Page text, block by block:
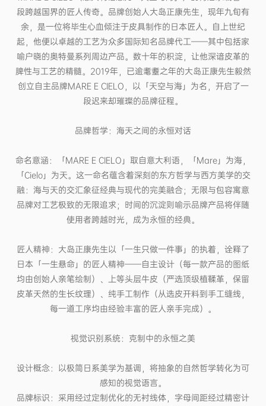
段跨越国界的匠人传奇。品牌创始人大岛正康先生，现年九旬有
余，是一位将毕生心血倾注于皮具制作的日本匠人。自上世纪
起，他便以卓越的工艺为众多国际知名品牌代工——其中包括家
喻户晓的奥特曼系列周边产品。数十年的积淀，让他深谙皮革的
脾性与工艺的精髓。2019年，已逾耄耋之年的大岛正康先生毅然
创立自主品牌MARE E CIELO，以「天空与海」为名，开启了一
段迟来却璀璨的品牌征程。
品牌哲学：海天之间的永恒对话
命名意涵：「MARE E CIELO」取自意大利语，「Mare」为海，
「Cielo」为天。这一命名蕴含着深刻的东方哲学与西方美学的交
融：海与天的交汇象征经典与现代的完美融合；无限与包容寓意
品牌对工艺极致的无限追求；时间的沉淀则喻示品牌产品将伴随
使用者跨越时光，成为永恒的经典。
匠人精神： 大岛正康先生以「一生只做一件事」的执着，诠释了
日本「一生悬命」的匠人精神——自主设计（每一款产品的图纸
均由创始人亲笔绘制）、上等头层牛皮（严选顶级植鞣革，保留
皮革天然的生长纹理）、纯手工制作（从选皮开料到手工缝线，
每一道工序均由经验丰富的匠人亲手完成）。
视觉识别系统：克制中的永恒之美
设计概念：以极简日系美学为基调，将抽象的自然哲学转化为可
感知的视觉语言。
品牌标识：采用经过定制优化的无衬线体，字母间距经过精密计